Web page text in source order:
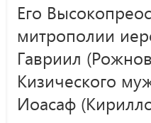
Его
митрополии
Гавриил
Кизического
Иоасаф